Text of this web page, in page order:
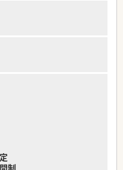
い環境を現場目線で考えてくだ
を導入しているほか、
制